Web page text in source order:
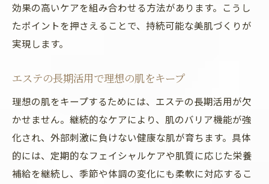
効果の高いケアを組み合わせる方法があります。こうし
たポイントを押さえることで、持続可能な美肌づくりが
実現します。
エステの長期活用で理想の肌をキープ
理想の肌をキープするためには、エステの長期活用が欠
かせません。継続的なケアにより、肌のバリア機能が強
化され、外部刺激に負けない健康な肌が育ちます。具体
的には、定期的なフェイシャルケアや肌質に応じた栄養
補給を継続し、季節や体調の変化にも柔軟に対応するこ